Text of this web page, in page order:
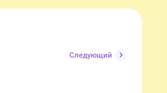
Следующий